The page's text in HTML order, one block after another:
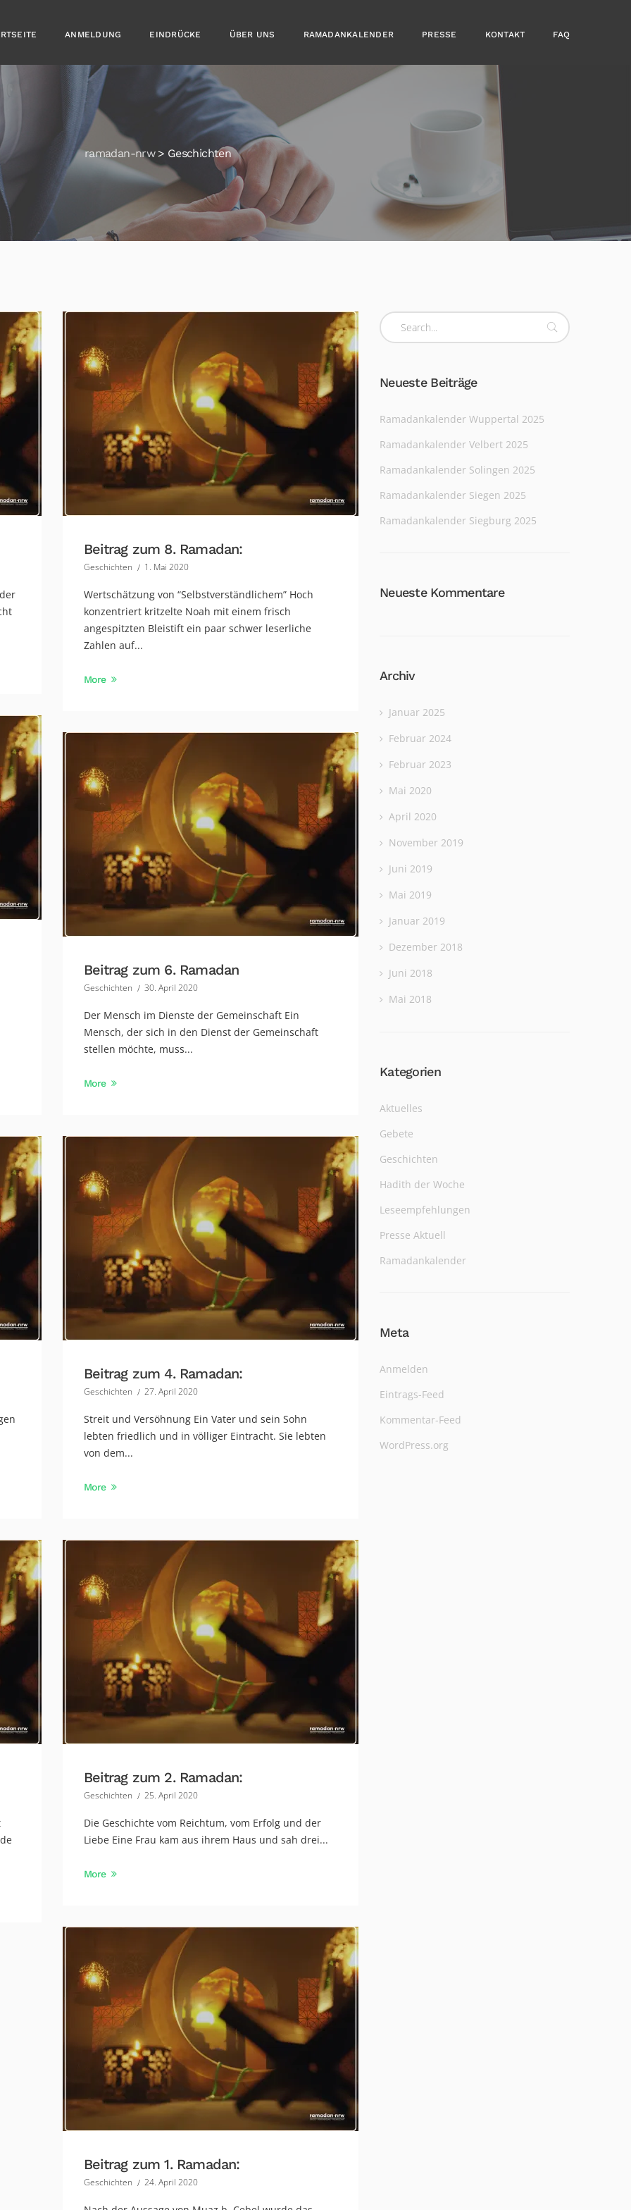
ANMELDUNG EINDRÜCKE ÜBER UNS RAMADANKALENDER PRESSE KONTAKT FAQ
ramadan-nrw> Geschichten
Beitrag zum 8. Ramadan:
Geschichten 1. Mai 2020
Wertschätzung von “Selbstverständlichem” Hoch
konzentriert kritzelte Noah mit einem frisch
angespitzten Bleistift ein paar schwer leserliche
Zahlen auf...
More
Beitrag zum 6. Ramadan
Geschichten 30. April 2020
Der Mensch im Dienste der Gemeinschaft Ein
Mensch, der sich in den Dienst der Gemeinschaft
stellen möchte, muss...
More
Beitrag zum 4. Ramadan:
Geschichten 27. April 2020
Streit und Versöhnung Ein Vater und sein Sohn
lebten friedlich und in völliger Eintracht. Sie lebten
von dem...
More
Beitrag zum 2. Ramadan:
Geschichten 25. April 2020
Die Geschichte vom Reichtum, vom Erfolg und der
Liebe Eine Frau kam aus ihrem Haus und sah drei...
More
Beitrag zum 1. Ramadan:
Geschichten 24. April 2020
Neueste Beiträge
Ramadankalender Wuppertal 2025
Ramadankalender Velbert 2025
Ramadankalender Solingen 2025
Ramadankalender Siegen 2025
Ramadankalender Siegburg 2025
Neueste Kommentare
Archiv
Januar 2025
Februar 2024
Februar 2023
Mai 2020
April 2020
November 2019
Juni 2019
Mai 2019
Januar 2019
Dezember 2018
Juni 2018
Mai 2018
Kategorien
Aktuelles
Gebete
Geschichten
Hadith der Woche
Leseempfehlungen
Presse Aktuell
Ramadankalender
Meta
Anmelden
Eintrags-Feed
Kommentar-Feed
WordPress.org